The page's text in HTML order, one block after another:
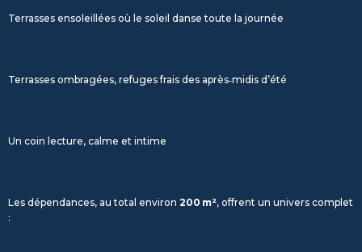
Terrasses ensoleillées où le soleil danse toute la journée
Terrasses ombragées, refuges frais des après‑midis d’été
Un coin lecture, calme et intime
Les dépendances, au total environ 200 m², offrent un univers complet
: